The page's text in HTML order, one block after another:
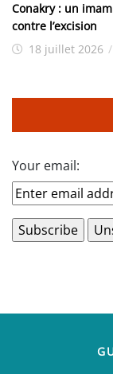
Conakry : un
contre l’excision
18 juillet 2026 /
Your email: